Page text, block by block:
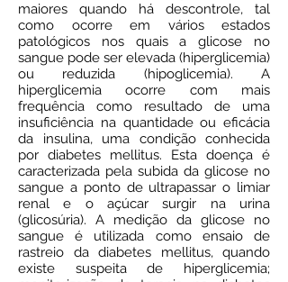
maiores quando há descontrole, tal
como ocorre em vários estados
patológicos nos quais a glicose no
sangue pode ser elevada (hiperglicemia)
ou reduzida (hipoglicemia). A
hiperglicemia ocorre com mais
frequência como resultado de uma
insuficiência na quantidade ou eficácia
da insulina, uma condição conhecida
por diabetes mellitus. Esta doença é
caracterizada pela subida da glicose no
sangue a ponto de ultrapassar o limiar
renal e o açúcar surgir na urina
(glicosúria). A medição da glicose no
sangue é utilizada como ensaio de
rastreio da diabetes mellitus, quando
existe suspeita de hiperglicemia;